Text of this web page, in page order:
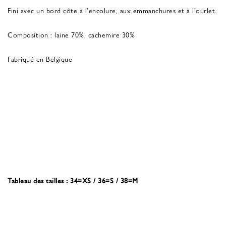
Fini avec un bord côte à l'encolure, aux emmanchures et à l'ourlet.
Composition : laine 70%, cachemire 30%
Fabriqué en Belgique
Tableau des tailles : 34=XS / 36=S / 38=M